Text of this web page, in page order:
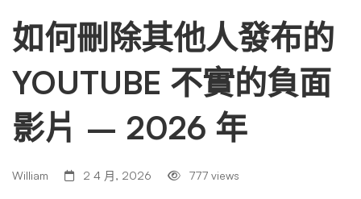
指控影片影片中包含虛假的、損害您名譽的陳述，例如指控
您涉及詐騙、抄襲或違法行為。這是最難處理的類型之一，
因為YouTube本身對「意見表達」與「事實陳述」的界線模
糊，且平台傾向於不對言論內容進行實質審查。要移除這類
影片，往往需要透過法律途徑，費用相對高昂。 版權侵權
影片他人未經授權使用您的原創內容（如音樂、影片片段、
如何刪除其他人發布的
YOUTUBE 不實的負面
影片 – 2026 年
William 2 4 月, 2026 777 views